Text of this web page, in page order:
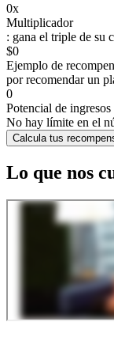
0x
Multiplicador
: gana el triple de su
$0
Ejemplo de
por recomendar un
0
Potencial de ingresos
No hay límite en el
Calcula tus
Lo que nos